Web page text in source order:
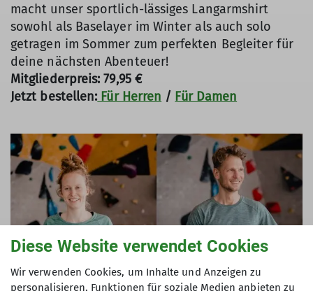
macht unser sportlich-lässiges Langarmshirt
sowohl als Baselayer im Winter als auch solo
getragen im Sommer zum perfekten Begleiter für
deine nächsten Abenteuer!
Mitgliederpreis: 79,95 €
Jetzt bestellen: Für Herren / Für Damen
Diese Website verwendet Cookies
Wir verwenden Cookies, um Inhalte und Anzeigen zu
personalisieren, Funktionen für soziale Medien anbieten zu